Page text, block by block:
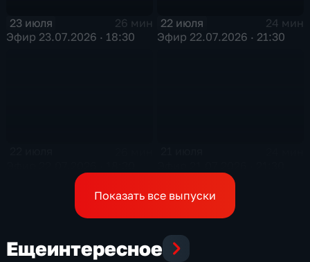
23 июля
26 мин
Эфир 23.07.2026 · 18:30
22 июля
24 мин
Эфир 22.07.2026 · 21:30
Показать все выпуски
Ещеинтересное